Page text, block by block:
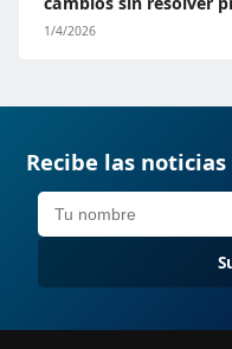
1/4/2026
Recibe las